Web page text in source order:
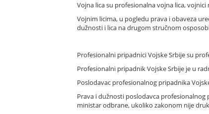
Vojna lica su profesionalna vojna lica,
Vojnim licima, u pogledu prava i obaveza
dužnosti i lica na drugom stručnom
Profesionalni pripadnici Vojske Srbije su
Profesionalni pripadnik Vojske Srbije je u
Poslodavac profesionalnog pripadnika
Prava i dužnosti poslodavca profesionalnog
ministar odbrane, ukoliko zakonom nije